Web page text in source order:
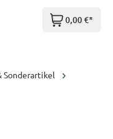
0,00 €*
Sonderartikel